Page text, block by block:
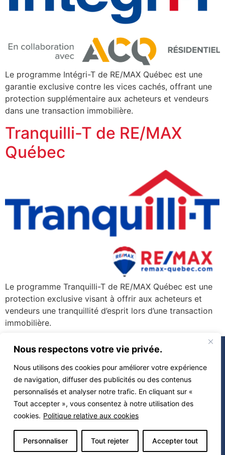
Nous respectons votre vie privée.
Nous utilisons des cookies pour améliorer votre expérience
de navigation, diffuser des publicités ou des contenus
personnalisés et analyser notre trafic. En cliquant sur «
Tout accepter », vous consentez à notre utilisation des
cookies. Politique relative aux cookies
Personnaliser Tout rejeter Accepter tout
Le programme Intégri-T de RE/MAX Québec est une
garantie exclusive contre les vices cachés, offrant une
protection supplémentaire aux acheteurs et vendeurs
dans une transaction immobilière.
Tranquilli-T de RE/MAX
Québec
Le programme Tranquilli-T de RE/MAX Québec est une
protection exclusive visant à offrir aux acheteurs et
vendeurs une tranquillité d’esprit lors d’une transaction
immobilière.
À propos
Vendre
Acheter
Propriétés
Calculatrices
Contact
Blogue
Propulsé parMiitems –
Tous droits réservés 2026